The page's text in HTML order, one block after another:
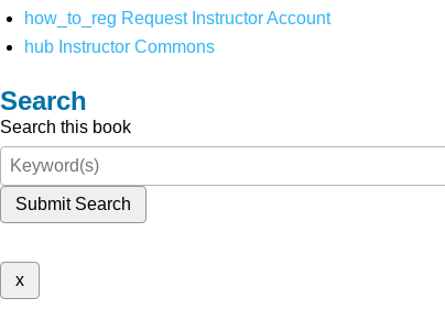
how_to_reg Request Instructor Account
hub Instructor Commons
Search
Search this book
Submit Search
x